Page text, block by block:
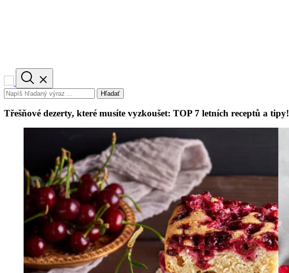
Hľadať
Třešňové dezerty, které musíte vyzkoušet: TOP 7 letních receptů a tipy!